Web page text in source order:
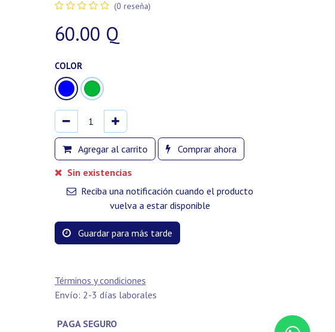
(0 reseña)
60.00 Q
COLOR
Agregar al carrito
Comprar ahora
Sin existencias
Reciba una notificación cuando el producto
vuelva a estar disponible
Guardar para más tarde
Términos y condiciones
Envío: 2-3 días laborales
PAGA SEGURO